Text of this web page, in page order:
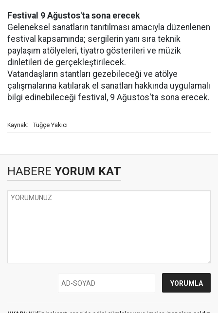
Festival 9 Ağustos'ta sona erecek
Geleneksel sanatların tanıtılması amacıyla düzenlenen
festival kapsamında; sergilerin yanı sıra teknik
paylaşım atölyeleri, tiyatro gösterileri ve müzik
dinletileri de gerçekleştirilecek.
Vatandaşların stantları gezebileceği ve atölye
çalışmalarına katılarak el sanatları hakkında uygulamalı
bilgi edinebileceği festival, 9 Ağustos'ta sona erecek.
Kaynak: Tuğçe Yakıcı
HABERE YORUM KAT